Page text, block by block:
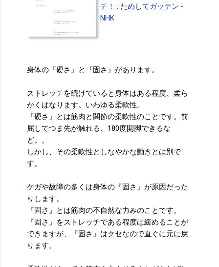
チ！ : ためしてガッテン -
NHK
身体の『硬さ』と『固さ』があります。
ストレッチを続けていると身体はある程度、柔ら
かくはなります。いわゆる柔軟性。
『硬さ』とは筋肉と関節の柔軟性のことです。前
屈してつま先が触れる、180度開脚できるな
ど。。
しかし、その柔軟性としなやかな動きとは別で
す。
ケガや故障の多くは身体の『固さ』が原因だった
りします。
『固さ』とは筋肉の不自然な力みのことです。
『固さ』をストレッチである程度は緩めることが
できますが、『固さ』はクセなので直ぐに元に戻
ります。